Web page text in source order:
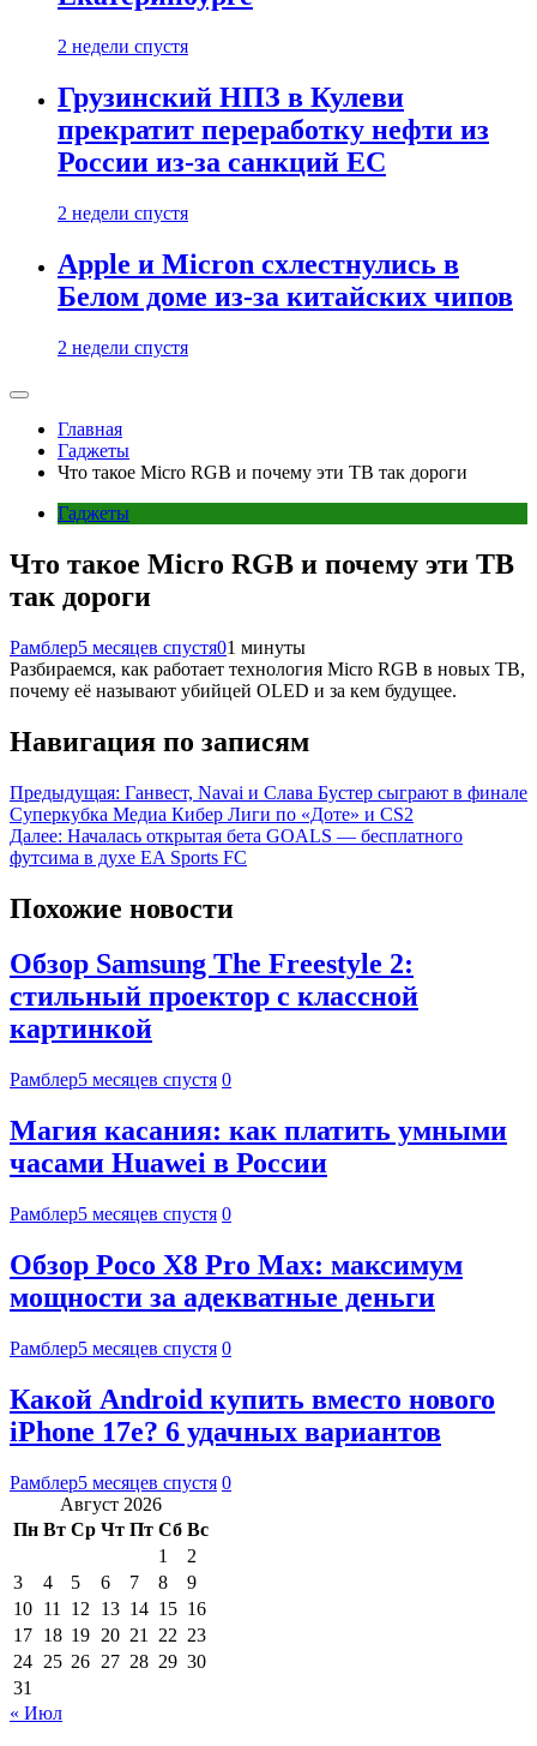
2 недели спустя
Грузинский НПЗ в Кулеви
прекратит переработку нефти из
России из-за санкций ЕС
2 недели спустя
Apple и Micron схлестнулись в
Белом доме из-за китайских чипов
2 недели спустя
Главная
Гаджеты
Что такое Micro RGB и почему эти ТВ так дороги
Гаджеты
Что такое Micro RGB и почему эти ТВ
так дороги
Рамблер5 месяцев спустя01 минуты
Разбираемся, как работает технология Micro RGB в новых ТВ,
почему её называют убийцей OLED и за кем будущее.
Навигация по записям
Предыдущая: Ганвест, Navai и Слава Бустер сыграют в финале
Суперкубка Медиа Кибер Лиги по «Доте» и CS2
Далее: Началась открытая бета GOALS — бесплатного
футсима в духе EA Sports FC
Похожие новости
Обзор Samsung The Freestyle 2:
стильный проектор с классной
картинкой
Рамблер5 месяцев спустя 0
Магия касания: как платить умными
часами Huawei в России
Рамблер5 месяцев спустя 0
Обзор Poco X8 Pro Max: максимум
мощности за адекватные деньги
Рамблер5 месяцев спустя 0
Какой Android купить вместо нового
iPhone 17e? 6 удачных вариантов
Рамблер5 месяцев спустя 0
Август 2026
Пн Вт Ср Чт Пт Сб Вс
1
2
3
4 5 6 7 8
9
10 11 12 13 14 15 16
17 18 19 20 21 22 23
24 25 26 27 28 29 30
31
« Июл